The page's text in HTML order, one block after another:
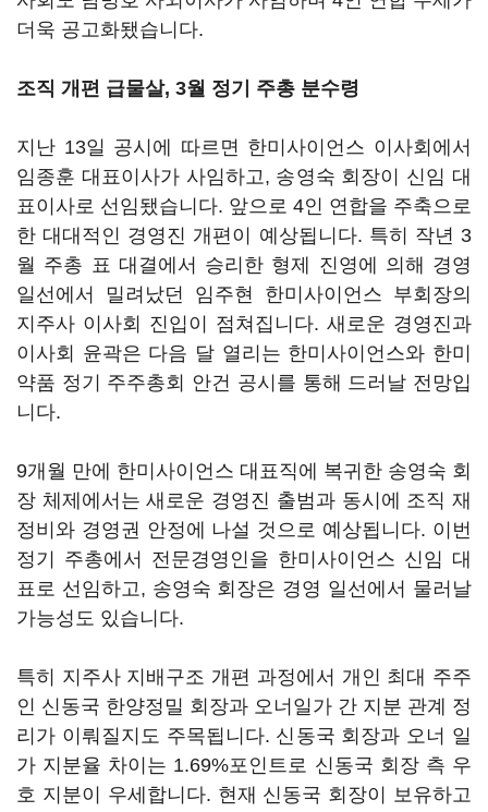
더욱 공고화됐습니다.
조직 개편 급물살, 3월 정기 주총 분수령
지난 13일 공시에 따르면 한미사이언스 이사회에서
임종훈 대표이사가 사임하고, 송영숙 회장이 신임 대
표이사로 선임됐습니다. 앞으로 4인 연합을 주축으로
한 대대적인 경영진 개편이 예상됩니다. 특히 작년 3
월 주총 표 대결에서 승리한 형제 진영에 의해 경영
일선에서 밀려났던 임주현 한미사이언스 부회장의
지주사 이사회 진입이 점쳐집니다. 새로운 경영진과
이사회 윤곽은 다음 달 열리는 한미사이언스와 한미
약품 정기 주주총회 안건 공시를 통해 드러날 전망입
니다.
9개월 만에 한미사이언스 대표직에 복귀한 송영숙 회
장 체제에서는 새로운 경영진 출범과 동시에 조직 재
정비와 경영권 안정에 나설 것으로 예상됩니다. 이번
정기 주총에서 전문경영인을 한미사이언스 신임 대
표로 선임하고, 송영숙 회장은 경영 일선에서 물러날
가능성도 있습니다.
특히 지주사 지배구조 개편 과정에서 개인 최대 주주
인 신동국 한양정밀 회장과 오너일가 간 지분 관계 정
리가 이뤄질지도 주목됩니다. 신동국 회장과 오너 일
가 지분율 차이는 1.69%포인트로 신동국 회장 측 우
호 지분이 우세합니다. 현재 신동국 회장이 보유하고